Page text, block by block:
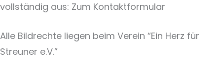
vollständig aus: Zum Kontaktformular
Alle Bildrechte liegen beim Verein “Ein Herz für
Streuner e.V.”